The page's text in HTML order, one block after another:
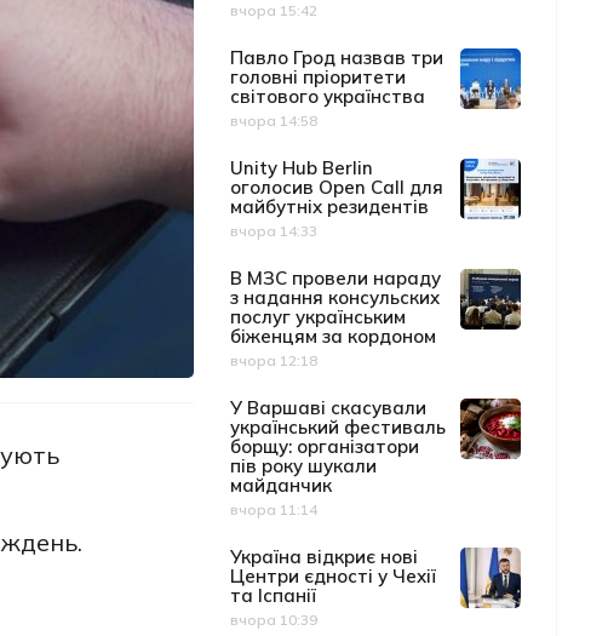
Дата публікації
вчора 15:42
Павло Грод назвав три
головні пріоритети
світового українства
Дата публікації
вчора 14:58
Unity Hub Berlin
оголосив Open Call для
майбутніх резидентів
Дата публікації
вчора 14:33
В МЗС провели нараду
з надання консульских
послуг українським
біженцям за кордоном
Дата публікації
вчора 12:18
У Варшаві скасували
український фестиваль
борщу: організатори
пів року шукали
майданчик
Дата публікації
вчора 11:14
Україна відкриє нові
Центри єдності у Чехії
та Іспанії
Дата публікації
вчора 10:39